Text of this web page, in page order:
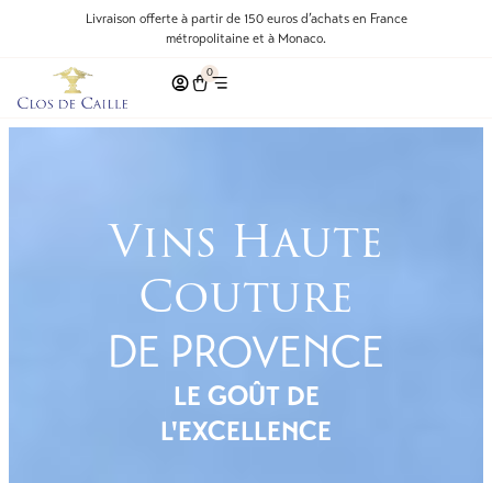
Livraison offerte à partir de 150 euros d’achats en France
métropolitaine et à Monaco.
0
Vins Haute
Couture
DE PROVENCE
LE GOÛT DE
L'EXCELLENCE